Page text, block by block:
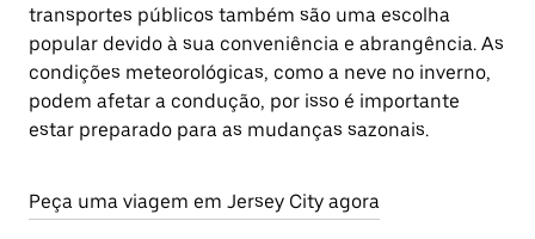
transportes públicos também são uma escolha
popular devido à sua conveniência e abrangência. As
condições meteorológicas, como a neve no inverno,
podem afetar a condução, por isso é importante
estar preparado para as mudanças sazonais.
Peça uma viagem em Jersey City agora